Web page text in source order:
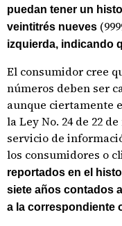
puedan tener un
veintitrés nueves
izquierda, indicando
El consumidor cree
números deben ser
aunque ciertamente
la Ley No. 24 de 22
servicio de
los consumidores o
reportados en el
siete años contados
a la correspondiente